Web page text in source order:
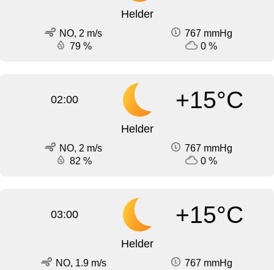
Helder
NO, 2 m/s
767 mmHg
79 %
0 %
02:00 +15°C
Helder
NO, 2 m/s
767 mmHg
82 %
0 %
03:00 +15°C
Helder
NO, 1.9 m/s
767 mmHg